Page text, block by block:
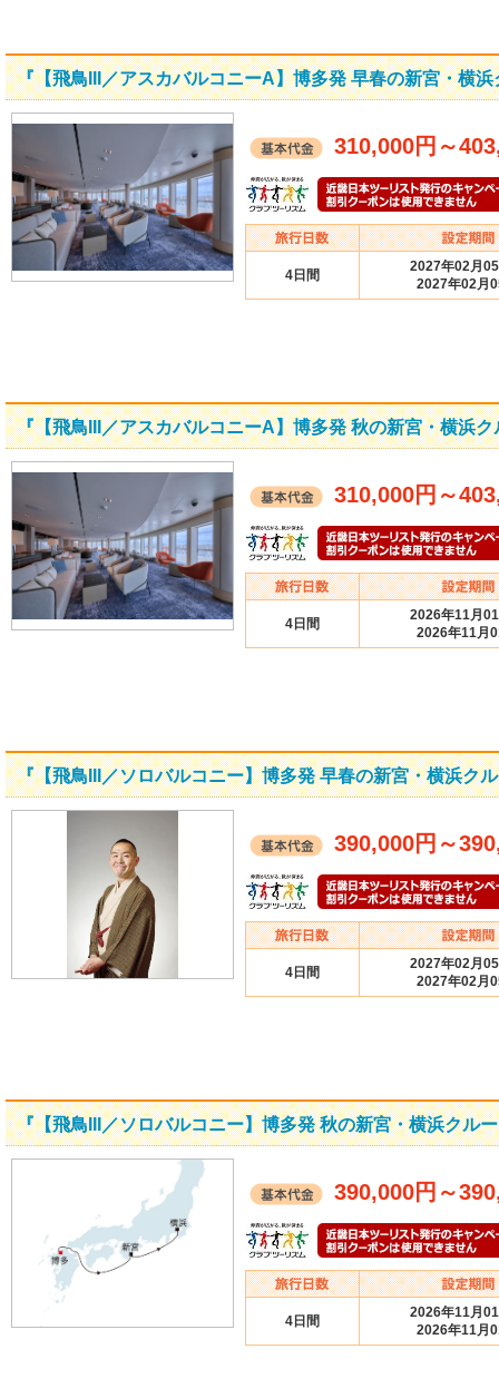
『【飛鳥III／アスカバルコニーA】博多発 早春の新宮・横
310,000円 ～
4日間
2027年02月
2027年02月
『【飛鳥III／アスカバルコニーA】博多発 秋の新宮・横浜
310,000円 ～
4日間
2026年11月
2026年11月
『【飛鳥III／ソロバルコニー】博多発 早春の新宮・横浜ク
390,000円 ～
4日間
2027年02月
2027年02月
『【飛鳥III／ソロバルコニー】博多発 秋の新宮・横浜クル
390,000円 ～
4日間
2026年11月
2026年11月